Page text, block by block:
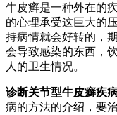
牛皮癣是一种外在的
的心理承受这巨大的
持病情就会好转的，
会导致感染的东西，
人的卫生情况。
诊断关节型牛皮癣疾
病的方法的介绍，要